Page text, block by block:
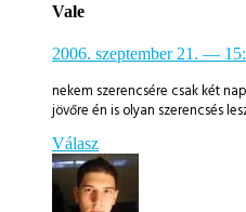
Vale
2006. szeptember 21. —
nekem szerencsére csak két
jövőre én is olyan szerencsés
Válasz